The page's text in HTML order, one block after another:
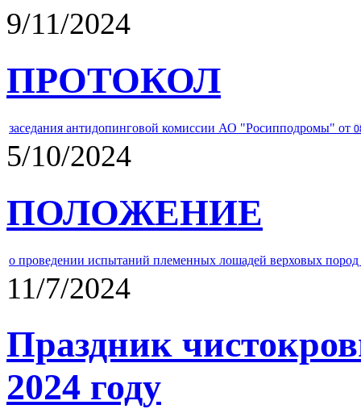
9/11/2024
ПРОТОКОЛ
заседания антидопинговой комиссии АО "Росипподромы" от
5/10/2024
ПОЛОЖЕНИЕ
о проведении испытаний племенных лошадей верховых
11/7/2024
Праздник
2024 году